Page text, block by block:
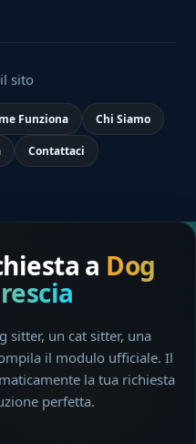
sito
Funziona Chi Siamo
Contattaci
a Dog
sitter, un cat sitter, una
il modulo ufficiale. Il
la tua richiesta
perfetta.